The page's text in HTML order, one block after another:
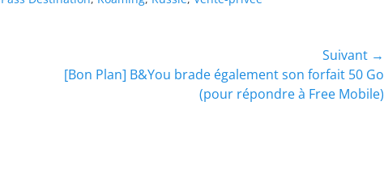
Suivant →
Article
[Bon Plan] B&You brade également son forfait 50 Go
(pour répondre à Free Mobile)